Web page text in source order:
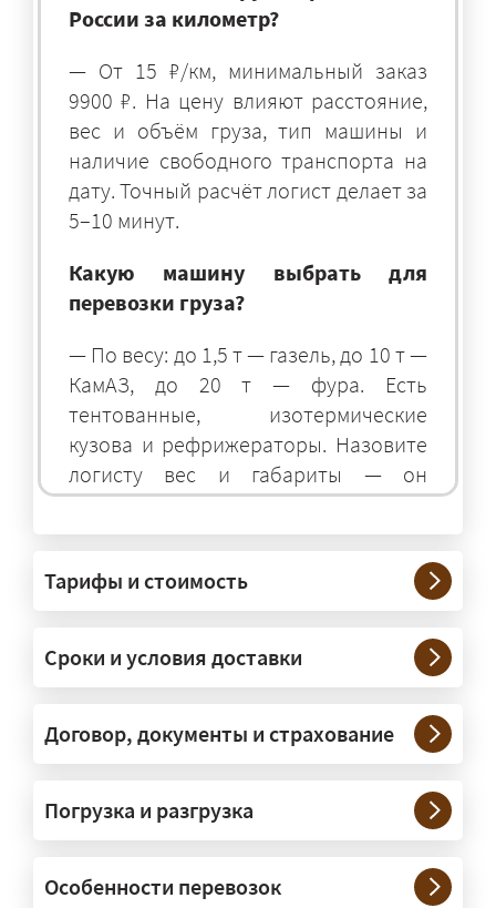
России за километр?
— От 15 ₽/км, минимальный заказ
9900 ₽. На цену влияют расстояние,
вес и объём груза, тип машины и
наличие свободного транспорта на
дату. Точный расчёт логист делает за
5–10 минут.
Какую машину выбрать для
перевозки груза?
— По весу: до 1,5 т — газель, до 10 т —
КамАЗ, до 20 т — фура. Есть
тентованные, изотермические
кузова и рефрижераторы. Назовите
логисту вес и габариты — он
подберёт оптимальный транспорт.
— Штатно — от 100 кг до 20 тонн.
Мелкие партии едут догрузом,
крупные — отдельной машиной.
Тяжеловесы 30–90 т организуем
через проверенных партнёров.
России?
межгородних перевозках по всей
Тарифы и стоимость
Сроки и условия доставки
Договор, документы и страхование
Погрузка и разгрузка
Особенности перевозок